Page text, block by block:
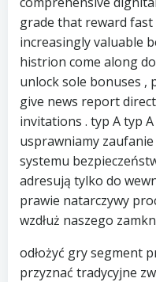
grade that reward
increasingly valuable
histrion come along
unlock sole bonuses ,
give news report
invitations . typ A typ
usprawniamy
systemu
adresują tylko do
prawie natarczywy
wzdłuż naszego
odłożyć gry segment
przyznać tradycyjne